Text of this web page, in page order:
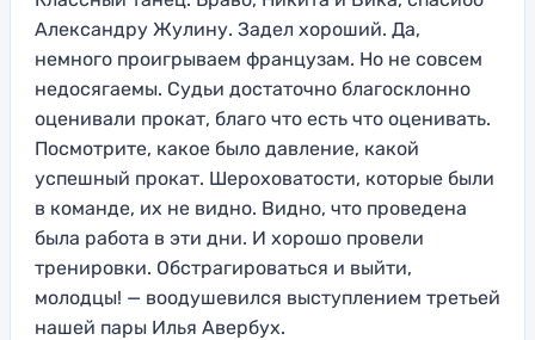
Александру Жулину. Задел хороший. Да,
немного проигрываем французам. Но не совсем
недосягаемы. Судьи достаточно благосклонно
оценивали прокат, благо что есть что оценивать.
Посмотрите, какое было давление, какой
успешный прокат. Шероховатости, которые были
в команде, их не видно. Видно, что проведена
была работа в эти дни. И хорошо провели
тренировки. Обстрагироваться и выйти,
молодцы! — воодушевился выступлением третьей
нашей пары Илья Авербух.